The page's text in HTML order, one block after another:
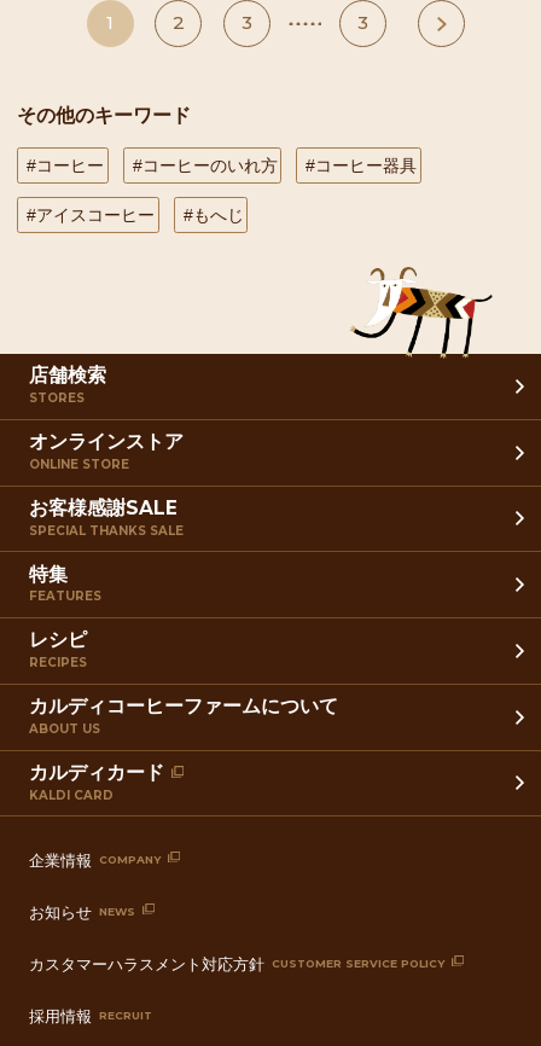
1 2 3 3 次へ
その他のキーワード
#コーヒー #コーヒーのいれ方 #コーヒー器具
#アイスコーヒー #もへじ
店舗検索
STORES
オンラインストア
ONLINE STORE
お客様感謝SALE
SPECIAL THANKS SALE
特集
FEATURES
レシピ
RECIPES
カルディコーヒーファームについて
ABOUT US
カルディカード
KALDI CARD
企業情報 COMPANY
お知らせ NEWS
カスタマーハラスメント対応方針 CUSTOMER SERVICE POLICY
採用情報 RECRUIT